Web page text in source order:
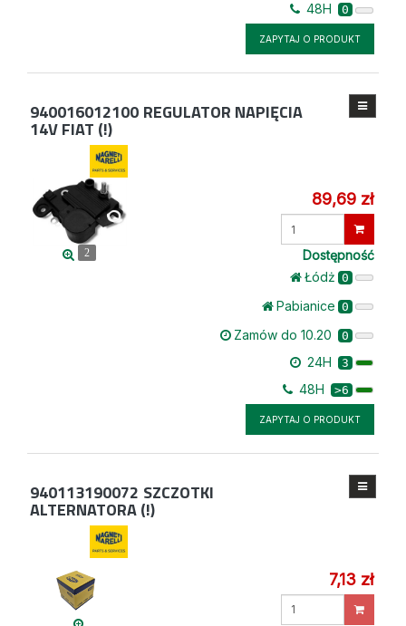
48H 0
ZAPYTAJ O PRODUKT
940016012100 REGULATOR NAPIĘCIA
14V FIAT (!)
2
89,69 zł
Dostępność
Łódż 0
Pabianice 0
Zamów do 10.20 0
24H 3
48H >6
ZAPYTAJ O PRODUKT
940113190072 SZCZOTKI
ALTERNATORA (!)
7,13 zł
Wprowadź